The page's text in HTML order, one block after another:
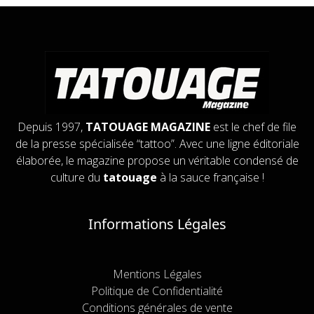
Depuis 1997, TATOUAGE MAGAZINE est le chef de file
de la presse spécialisée “tattoo”. Avec une ligne éditoriale
élaborée, le magazine propose un véritable condensé de
culture du tatouage à la sauce française !
Informations Légales
Mentions Légales
Politique de Confidentialité
Conditions générales de vente